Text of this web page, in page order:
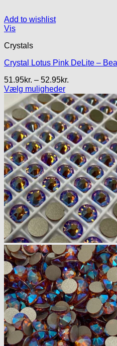
Add to wishlist
Vis
Crystals
Crystal Lotus Pink DeLite –
51.95kr. – 52.95kr.
til
52.95kr.
Vælg muligheder
Dette
vare
har
flere
varianter.
Mulighederne
kan
vælges
på
varesiden